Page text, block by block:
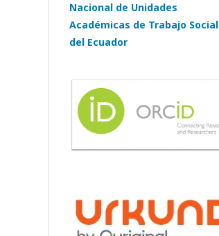
Nacional de Unidades
Académicas de Trabajo Social
del Ecuador